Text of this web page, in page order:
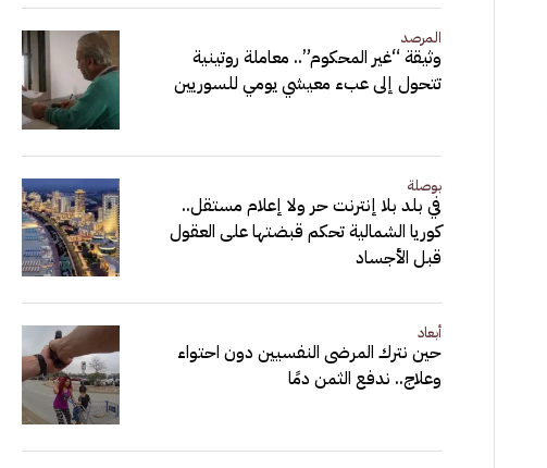
المرصد
وثيقة “غير المحكوم”.. معاملة روتينية
تتحول إلى عبء معيشي يومي للسوريين
بوصلة
في بلد بلا إنترنت حر ولا إعلام مستقل..
كوريا الشمالية تحكم قبضتها على العقول
قبل الأجساد
أبعاد
حين نترك المرضى النفسيين دون احتواء
وعلاج.. ندفع الثمن دمًا